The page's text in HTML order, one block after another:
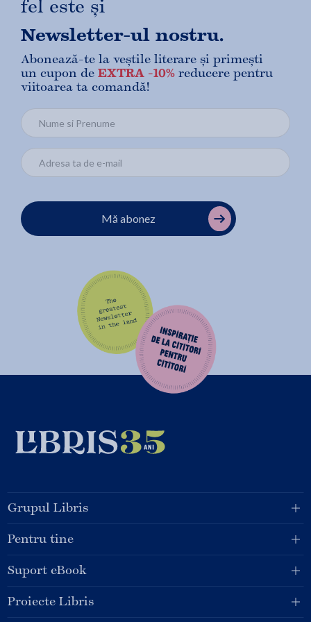
fel este și
Newsletter-ul nostru.
Abonează-te la veștile literare și primești
un cupon de EXTRA -10% reducere pentru
viitoarea ta comandă!
Mă abonez
Grupul Libris
Pentru tine
Suport eBook
Proiecte Libris